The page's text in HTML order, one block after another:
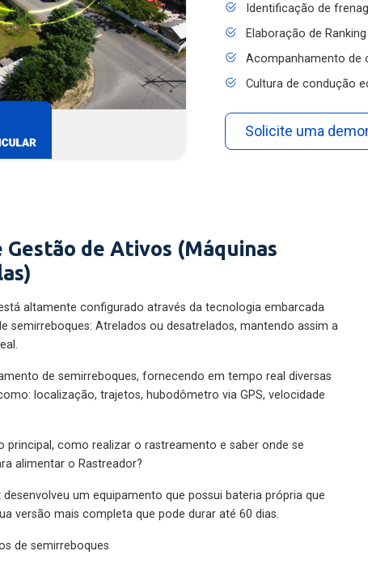
Identificação de
Elaboração de
Acompanhamento de
Cultura de condução
Solicite uma
Gestão de Ativos (Máquinas
altamente configurado através da tecnologia embarcada
semirreboques: Atrelados ou desatrelados, mantendo assim a
de semirreboques, fornecendo em tempo real diversas
localização, trajetos, hubodômetro via GPS, velocidade
principal, como realizar o rastreamento e saber onde se
alimentar o Rastreador?
um equipamento que possui bateria própria que
versão mais completa que pode durar até 60 dias.
de semirreboques